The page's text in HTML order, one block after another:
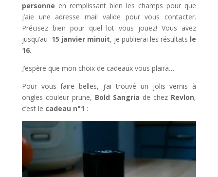
personne en remplissant bien les champs pour que
j’aie une adresse mail valide pour vous contacter.
Précisez bien pour quel lot vous jouez! Vous avez
jusqu’au 15 janvier minuit, je publierai les résultats le
16.
J’espère que mon choix de cadeaux vous plaira…
Pour vous faire belles, j’ai trouvé un jolis vernis à
ongles couleur prune, Bold Sangria de chez Revlon,
c’est le cadeau n°1 :